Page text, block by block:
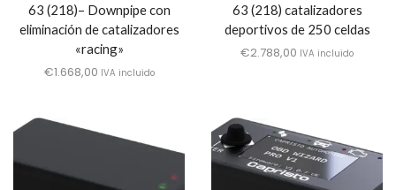
63 (218)– Downpipe con
eliminación de catalizadores
«racing»
€1.668,00 IVA incluido
63 (218) catalizadores
deportivos de 250 celdas
€2.788,00 IVA incluido